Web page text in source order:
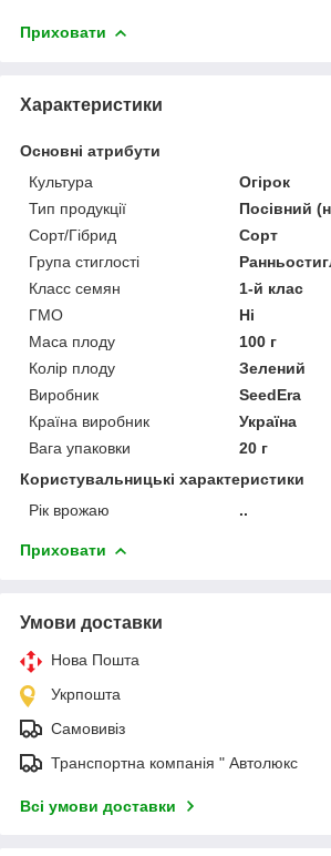
Приховати
Характеристики
Основні атрибути
Культура
Огірок
Тип продукції
Посівний
Сорт/Гібрид
Сорт
Група стиглості
Класс семян
1-й клас
ГМО
Ні
Маса плоду
100 г
Колір плоду
Зелений
Виробник
SeedEra
Країна виробник
Україна
Вага упаковки
20 г
Користувальницькі характеристики
Рік врожаю
..
Приховати
Умови доставки
Нова Пошта
Укрпошта
Самовивіз
Транспортна компанія " Автолюкс
Всі умови доставки